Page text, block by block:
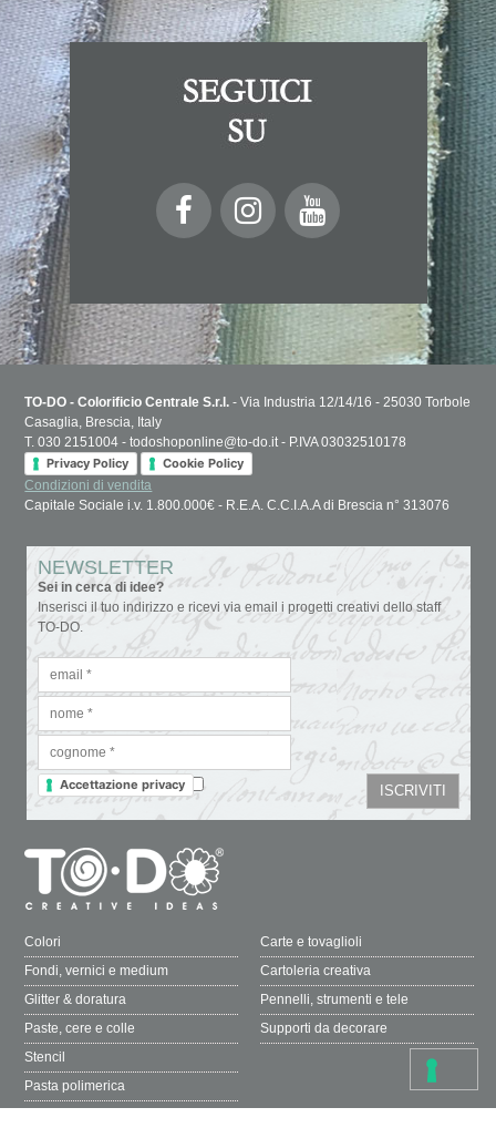
TO-DO - Colorificio Centrale S.r.l. - Via Industria 12/14/16 - 25030 Torbole
Casaglia, Brescia, Italy
T. 030 2151004 - todoshoponline@to-do.it - P.IVA 03032510178
Privacy Policy
Cookie Policy
Condizioni di vendita
Capitale Sociale i.v. 1.800.000€ - R.E.A. C.C.I.A.A di Brescia n° 313076
NEWSLETTER
Sei in cerca di idee?
Inserisci il tuo indirizzo e ricevi via email i progetti creativi dello staff
TO-DO.
Accettazione privacy
Colori
Fondi, vernici e medium
Glitter & doratura
Paste, cere e colle
Carte e tovaglioli
Cartoleria creativa
Pennelli, strumenti e tele
Supporti da decorare
Stencil
Pasta polimerica